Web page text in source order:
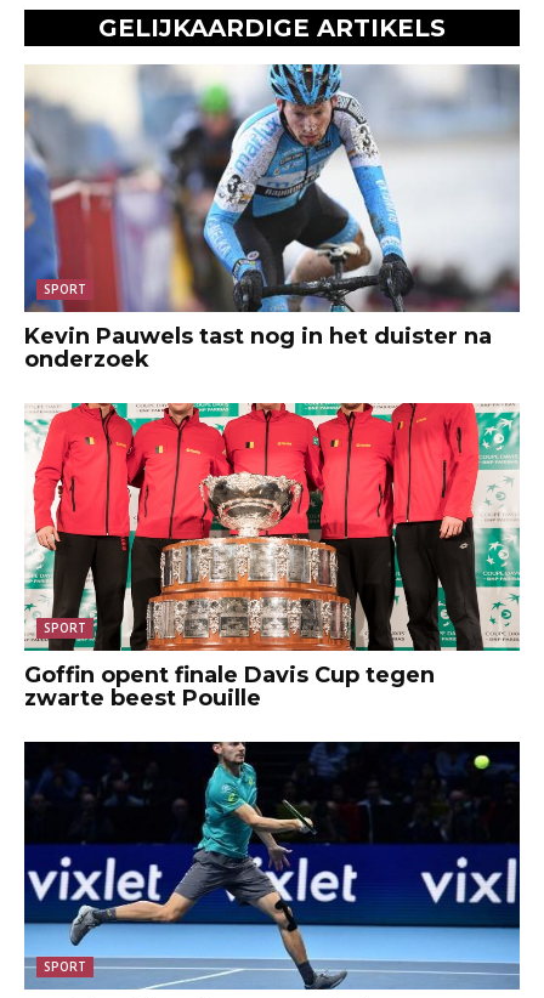
GELIJKAARDIGE ARTIKELS
SPORT
Kevin Pauwels tast nog in het duister na
onderzoek
SPORT
Goffin opent finale Davis Cup tegen
zwarte beest Pouille
SPORT